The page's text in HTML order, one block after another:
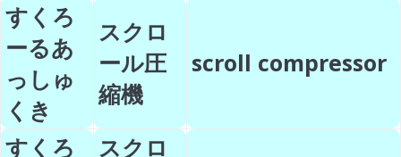
すくろ
ーるあ
っしゅ
くき
スクロ
ール圧
縮機
scroll compressor
すくろ
スクロ